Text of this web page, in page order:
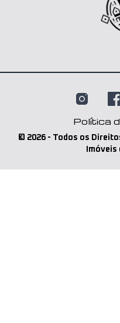
Política
© 2026- Todos os
Imóveis